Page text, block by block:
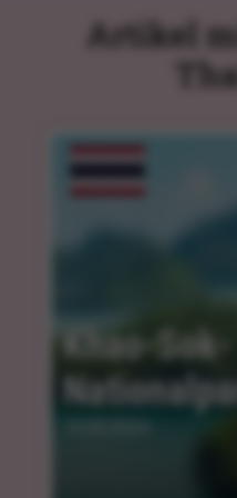
Artikel
Khao-Sok-